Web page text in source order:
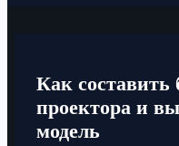
Как
проектора и
модель